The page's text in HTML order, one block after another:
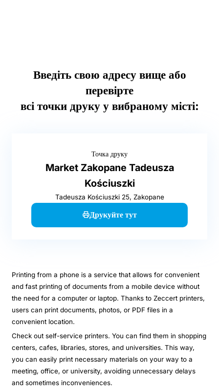
Введіть свою адресу вище або
перевірте
всі точки друку у вибраному місті:
Точка друку
Market Zakopane Tadeusza
Kościuszki
Tadeusza Kościuszki 25, Zakopane
Друкуйте тут
Printing from a phone is a service that allows for convenient
and fast printing of documents from a mobile device without
the need for a computer or laptop. Thanks to Zeccert printers,
users can print documents, photos, or PDF files in a
convenient location.
Check out self-service printers. You can find them in shopping
centers, cafes, libraries, stores, and universities. This way,
you can easily print necessary materials on your way to a
meeting, office, or university, avoiding unnecessary delays
and sometimes inconveniences.